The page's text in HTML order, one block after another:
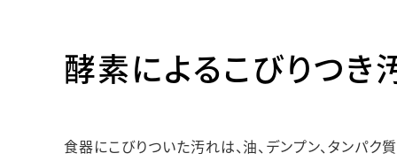
酵素によるこびりつ
食器にこびりついた汚れは、油、デンプン、タンパ